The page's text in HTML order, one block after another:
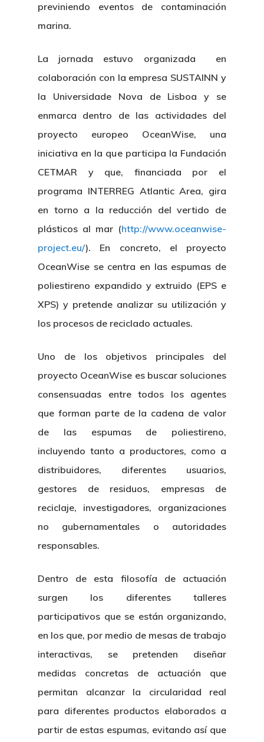
previniendo eventos de contaminación
marina.
La jornada estuvo organizada en
colaboración con la empresa SUSTAINN y
la Universidade Nova de Lisboa y se
enmarca dentro de las actividades del
proyecto europeo OceanWise, una
iniciativa en la que participa la Fundación
CETMAR y que, financiada por el
programa INTERREG Atlantic Area, gira
en torno a la reducción del vertido de
plásticos al mar (http://www.oceanwise-
project.eu/). En concreto, el proyecto
OceanWise se centra en las espumas de
poliestireno expandido y extruido (EPS e
XPS) y pretende analizar su utilización y
los procesos de reciclado actuales.
Uno de los objetivos principales del
proyecto OceanWise es buscar soluciones
consensuadas entre todos los agentes
que forman parte de la cadena de valor
de las espumas de poliestireno,
incluyendo tanto a productores, como a
distribuidores, diferentes usuarios,
gestores de residuos, empresas de
reciclaje, investigadores, organizaciones
no gubernamentales o autoridades
responsables.
Dentro de esta filosofía de actuación
surgen los diferentes talleres
participativos que se están organizando,
en los que, por medio de mesas de trabajo
interactivas, se pretenden diseñar
medidas concretas de actuación que
permitan alcanzar la circularidad real
para diferentes productos elaborados a
partir de estas espumas, evitando así que